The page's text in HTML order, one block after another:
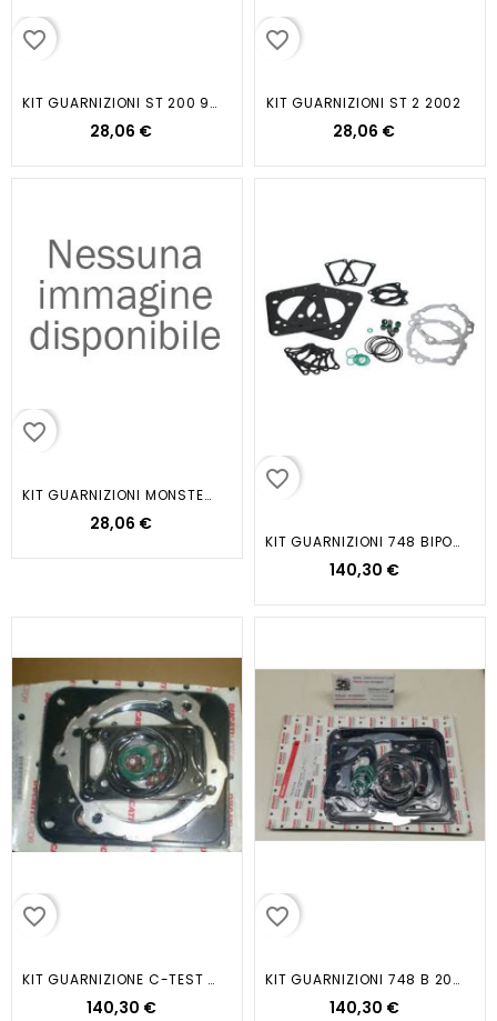
favorite_border
KIT GUARNIZIONI ST 200 900 SS 2001
28,06 €
favorite_border
KIT GUARNIZIONI ST 2 2002
28,06 €
favorite_border
KIT GUARNIZIONI MONSTER 600 750...
28,06 €
favorite_border
KIT GUARNIZIONI 748 BIPOSTO 2000
140,30 €
favorite_border
KIT GUARNIZIONE C-TEST ST4S 2002
140,30 €
favorite_border
KIT GUARNIZIONI 748 B 2002
140,30 €